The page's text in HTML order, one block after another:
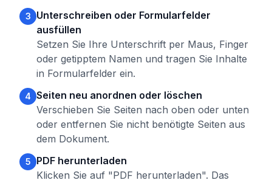
3
Unterschreiben oder Formularfelder
ausfüllen
Setzen Sie Ihre Unterschrift per Maus, Finger
oder getipptem Namen und tragen Sie Inhalte
in Formularfelder ein.
4 Seiten neu anordnen oder löschen
Verschieben Sie Seiten nach oben oder unten
oder entfernen Sie nicht benötigte Seiten aus
dem Dokument.
5
PDF herunterladen
Klicken Sie auf "PDF herunterladen". Das